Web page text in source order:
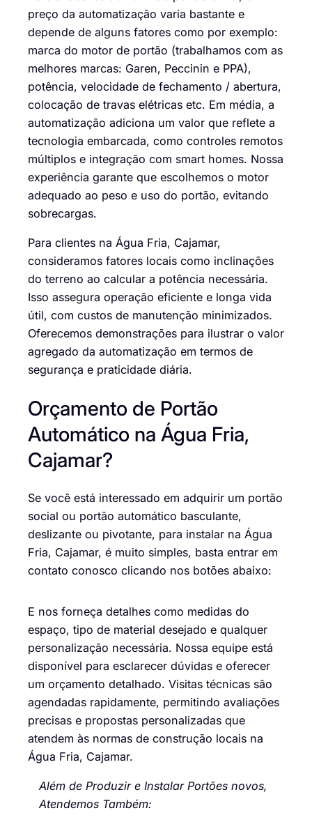
preço da automatização varia bastante e
depende de alguns fatores como por exemplo:
marca do motor de portão (trabalhamos com as
melhores marcas: Garen, Peccinin e PPA),
potência, velocidade de fechamento / abertura,
colocação de travas elétricas etc. Em média, a
automatização adiciona um valor que reflete a
tecnologia embarcada, como controles remotos
múltiplos e integração com smart homes. Nossa
experiência garante que escolhemos o motor
adequado ao peso e uso do portão, evitando
sobrecargas.
Para clientes na Água Fria, Cajamar,
consideramos fatores locais como inclinações
do terreno ao calcular a potência necessária.
Isso assegura operação eficiente e longa vida
útil, com custos de manutenção minimizados.
Oferecemos demonstrações para ilustrar o valor
agregado da automatização em termos de
segurança e praticidade diária.
Orçamento de Portão
Automático na Água Fria,
Cajamar?
Se você está interessado em adquirir um portão
social ou portão automático basculante,
deslizante ou pivotante, para instalar na Água
Fria, Cajamar, é muito simples, basta entrar em
contato conosco clicando nos botões abaixo:
E nos forneça detalhes como medidas do
espaço, tipo de material desejado e qualquer
personalização necessária. Nossa equipe está
disponível para esclarecer dúvidas e oferecer
um orçamento detalhado. Visitas técnicas são
agendadas rapidamente, permitindo avaliações
precisas e propostas personalizadas que
atendem às normas de construção locais na
Água Fria, Cajamar.
Além de Produzir e Instalar Portões novos,
Atendemos Também: